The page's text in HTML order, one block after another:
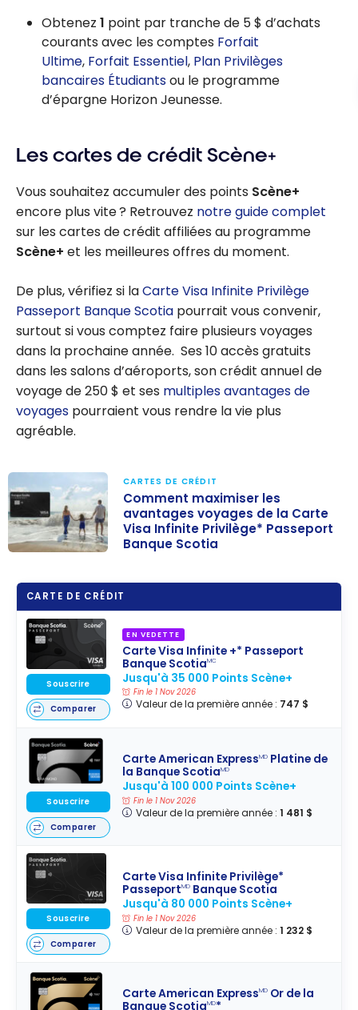
Obtenez 1 point par tranche de 5 $ d’achats
courants avec les comptes Forfait
Ultime, Forfait Essentiel, Plan Privilèges
bancaires Étudiantsou le programme
d’épargne Horizon Jeunesse.
Les cartes de crédit Scène+
Vous souhaitez accumuler des points Scène+
encore plus vite ? Retrouvez notre guide complet
sur les cartes de crédit affiliées au programme
Scène+ et les meilleures offres du moment.
De plus, vérifiez si laCarte Visa Infinite Privilège
Passeport Banque Scotia pourrait vous convenir,
surtout si vous comptez faire plusieurs voyages
dans la prochaine année. Ses 10 accès gratuits
dans les salons d’aéroports, son crédit annuel de
voyage de 250 $ et ses multiples avantages de
voyages pourraient vous rendre la vie plus
agréable.
maximiser les
avantages
voyages de la
Carte Visa
Privilège*
Passeport
Banque Scotia
CARTES DE CRÉDIT
Comment maximiser les
avantages voyages de la Carte
Visa Infinite Privilège* Passeport
Banque Scotia
CARTE DE CRÉDIT
EN VEDETTE
Carte Visa Infinite +* Passeport
Banque ScotiaMC
Jusqu'à 35 000 Points Scène+
Fin le 1 Nov 2026
Valeur de la première année : 747 $
Souscrire
Comparer
Carte American ExpressMD Platine de
la Banque ScotiaMD
Jusqu'à 100 000 Points Scène+
Fin le 1 Nov 2026
Valeur de la première année : 1 481 $
Souscrire
Comparer
Carte Visa Infinite Privilège*
PasseportMD Banque Scotia
Jusqu'à 80 000 Points Scène+
Fin le 1 Nov 2026
Valeur de la première année : 1 232 $
Souscrire
Comparer
Carte American ExpressMD Or de la
Banque ScotiaMD*